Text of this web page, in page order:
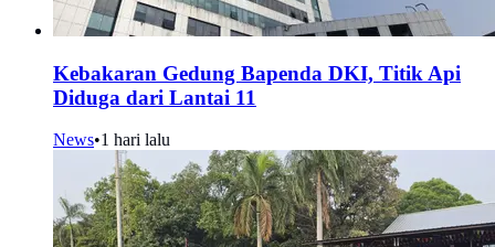
Kebakaran Gedung Bapenda DKI, Titik Api
Diduga dari Lantai 11
News•1 hari lalu